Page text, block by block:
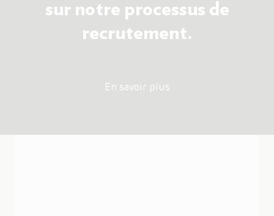
sur notre processus de
recrutement.
En savoir plus